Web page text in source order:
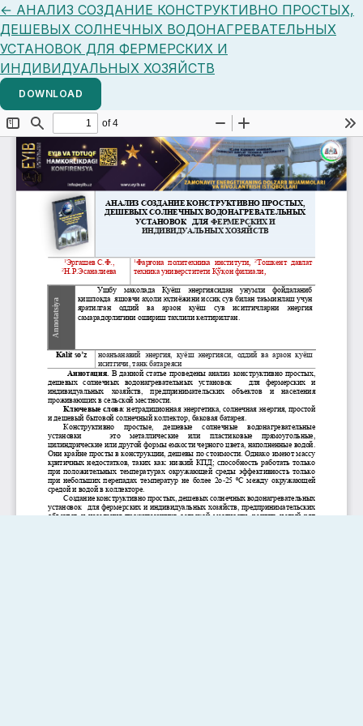
← Return to Article Details
АНАЛИЗ СОЗДАНИЕ КОНСТРУКТИВНО ПРОСТЫХ,
ДЕШЕВЫХ СОЛНЕЧНЫХ ВОДОНАГРЕВАТЕЛЬНЫХ
УСТАНОВОК ДЛЯ ФЕРМЕРСКИХ И
ИНДИВИДУАЛЬНЫХ ХОЗЯЙСТВ
DOWNLOAD